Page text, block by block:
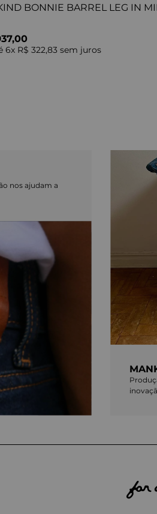
BONNIE BARREL LEG IN
6x R$ 322,83 sem juros
nos ajudam a